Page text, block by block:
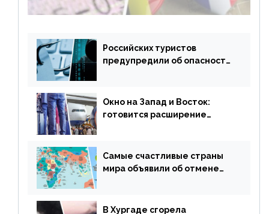
Российских туристов
предупредили об опасности
Окно на Запад и Восток:
готовится расширение
Самые счастливые страны
мира объявили об отмене
В Хургаде сгорела